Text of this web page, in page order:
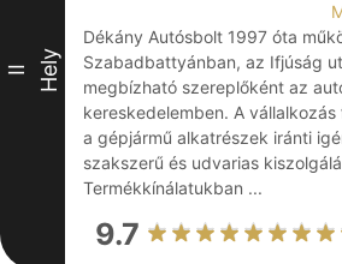
II Hely
Dékány Autósbolt 1997 óta
Szabadbattyánban, az Ifjúság
megbízható szereplőként az
kereskedelemben. A
a gépjármű alkatrészek iránti
szakszerű és udvarias
Termékkínálatukban ...
9.7